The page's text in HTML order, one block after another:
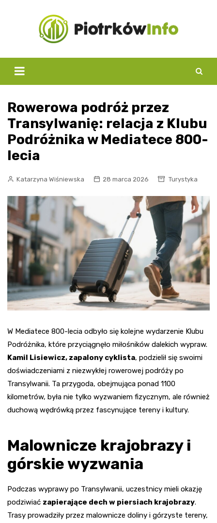
Rowerowa podróż przez
Transylwanię: relacja z Klubu
Podróżnika w Mediatece 800-
lecia
Katarzyna Wiśniewska 28 marca 2026 Turystyka
W Mediatece 800-lecia odbyło się kolejne wydarzenie Klubu
Podróżnika, które przyciągnęło miłośników dalekich wypraw.
Kamil Lisiewicz, zapalony cyklista, podzielił się swoimi
doświadczeniami z niezwykłej rowerowej podróży po
Transylwanii. Ta przygoda, obejmująca ponad 1100
kilometrów, była nie tylko wyzwaniem fizycznym, ale również
duchową wędrówką przez fascynujące tereny i kultury.
Malownicze krajobrazy i
górskie wyzwania
Podczas wyprawy po Transylwanii, uczestnicy mieli okazję
podziwiać zapierające dech w piersiach krajobrazy.
Trasy prowadziły przez malownicze doliny i górzyste tereny,